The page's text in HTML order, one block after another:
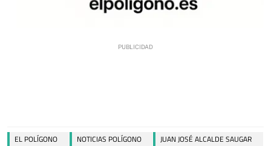
EL POLÍGONO NOTICIAS POLÍGONO JUAN JOSÉ ALCALDE SAUGAR